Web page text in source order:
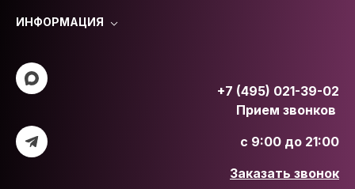
ИНФОРМАЦИЯ
+7 (495) 021-39-02
Прием звонков
с 9:00 до 21:00
Заказать звонок